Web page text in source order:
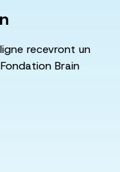
recevront un
Brain